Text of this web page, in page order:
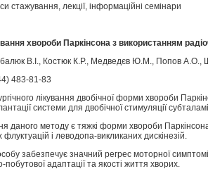
стажування, лекції, інформаційні семінари
хвороби Паркінсона з використанням
В.І., Костюк К.Р., Медведєв Ю.М., Попов
483-81-83
лікування двобічної форми хвороби
системи для двобічної стимуляції
даного методу є тяжкі форми хвороби
і леводопа-викликаних дискінезій.
забезпечує значний регрес моторної
адаптації та якості життя хворих.